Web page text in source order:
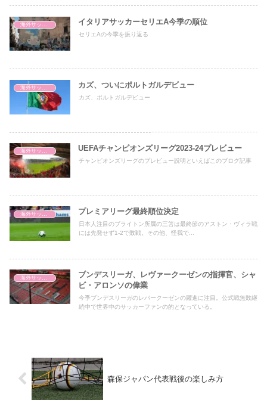
海外サッカー イタリアサッカーセリエA今季の順位
セリエAの今季を振り返る
海外サッカー カズ、ついにポルトガルデビュー
カズ、ポルトガルデビュー
海外サッカー UEFAチャンピオンズリーグ2023-24プレビュー
チャンピオンズリーグのプレビュー説明といえばこのブログ記事
海外サッカー プレミアリーグ最終順位決定
日本人注目のブライトン所属の三笘は最終節のアストン・ヴィラ戦
には先発せず1-2で敗戦。その他、怪我で...
ブンデスリーガ、レヴァークーゼンの指揮官、シャ
ビ・アロンソの偉業
今季ブンデスリーガのレバークーゼンの躍進に注目。公式戦無敗継
続中で世界中のサッカーファンの的となっている。
森保ジャパン代表戦後の楽しみ方